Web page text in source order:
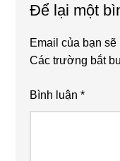
Interactions
Để lại một
Email của bạn
Các trường bắt
Bình luận*